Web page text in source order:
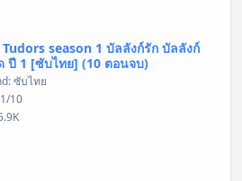
Tudors season 1 บัลลังก์รัก บัลลังก์
ปี 1 [ซับไทย] (10 ตอนจบ)
ซับไทย
10